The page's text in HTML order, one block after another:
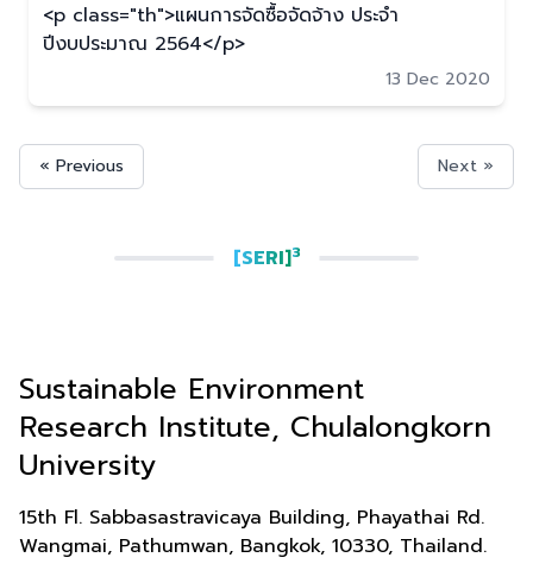
<p class="th">แผนการจัดซื้อจัดจ้าง ประจำ
ปีงบประมาณ 2564</p>
13 Dec 2020
« Previous Next »
[SERI]3
Sustainable Environment
Research Institute, Chulalongkorn
University
15th Fl. Sabbasastravicaya Building, Phayathai Rd.
Wangmai, Pathumwan, Bangkok, 10330, Thailand.